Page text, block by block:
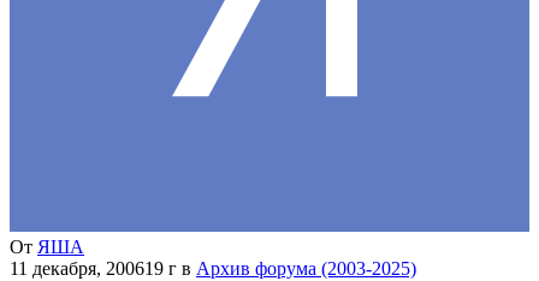
От ЯША
11 декабря, 200619 г в Архив форума (2003-2025)